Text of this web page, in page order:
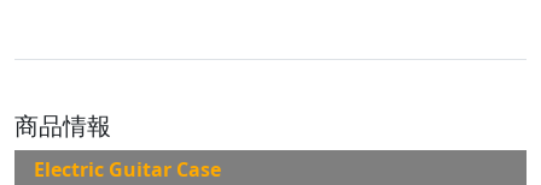
商品情報
Electric Guitar Case